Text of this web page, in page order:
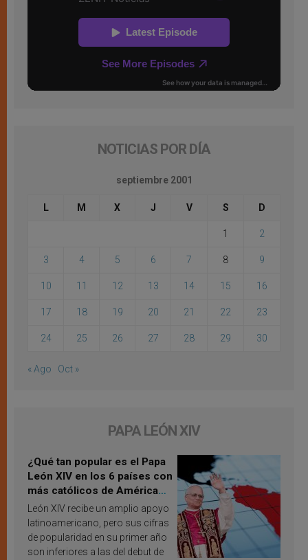
NOTICIAS POR DÍA
septiembre 2001
L M X J V S D
1 2
3 4 5 6 7 8 9
10 11 12 13 14 15 16
17 18 19 20 21 22 23
24 25 26 27 28 29 30
« Ago Oct »
PAPA LEÓN XIV
¿Qué tan popular es el Papa
León XIV en los 6 países con
más católicos de América
Latina en 2026? Publican
resultados de investigación
León XIV recibe un amplio apoyo
latinoamericano, pero sus cifras
de popularidad en su primer año
son inferiores a las del debut de